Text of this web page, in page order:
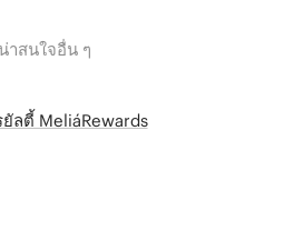
าสนใจอื่น ๆ
ลตี้ MeliáRewards